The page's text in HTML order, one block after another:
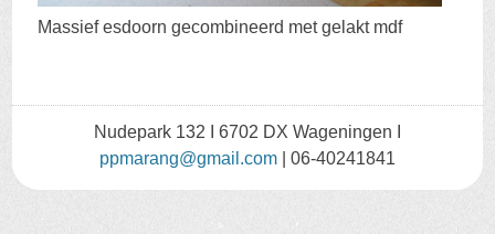
Massief esdoorn gecombineerd met gelakt mdf
Nudepark 132 I 6702 DX Wageningen I
ppmarang@gmail.com | 06-40241841